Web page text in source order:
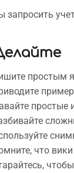
запросить
простым
простые
что